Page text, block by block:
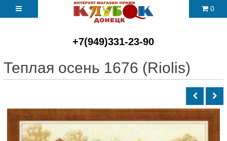
+7(949)331-23-90
0
Теплая осень 1676 (Riolis)